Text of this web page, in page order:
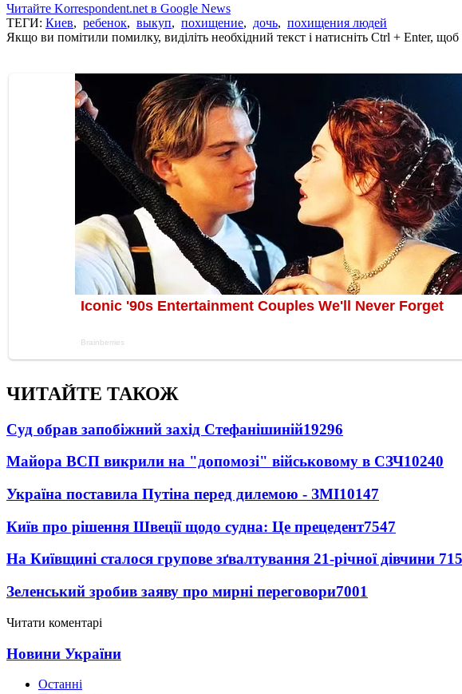
Читайте Korrespondent.net в Google News
ТЕГИ: Киев, ребенок, выкуп, похищение, дочь, похищения людей
Якщо ви помітили помилку, виділіть необхідний текст і натисніть Ctrl + Enter,
ЧИТАЙТЕ ТАКОЖ
Суд обрав запобіжний захід Стефанішиній19296
Майора ВСП викрили на "допомозі" військовому в СЗЧ10240
Україна поставила Путіна перед дилемою - ЗМІ10147
Київ про рішення Швеції щодо судна: Це прецедент7547
На Київщині сталося групове зґвалтування 21-річної дівчини
Зеленський зробив заяву про мирні переговори7001
Читати коментарі
Новини України
Останні